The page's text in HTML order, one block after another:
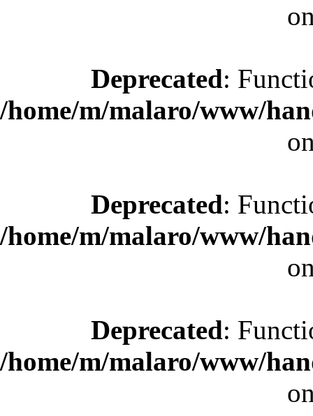
Deprecated:
/home/m/malaro/www/
Deprecated:
/home/m/malaro/www/
Deprecated:
/home/m/malaro/www/